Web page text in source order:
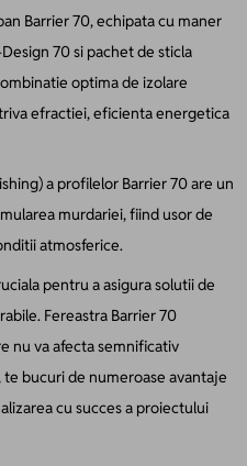
Barrier 70, echipata cu maner
70 si pachet de sticla
optima de izolare
efractiei, eficienta energetica
a profilelor Barrier 70 are un
murdariei, fiind usor de
atmosferice.
pentru a asigura solutii de
Fereastra Barrier 70
nu va afecta semnificativ
bucuri de numeroase avantaje
cu succes a proiectului